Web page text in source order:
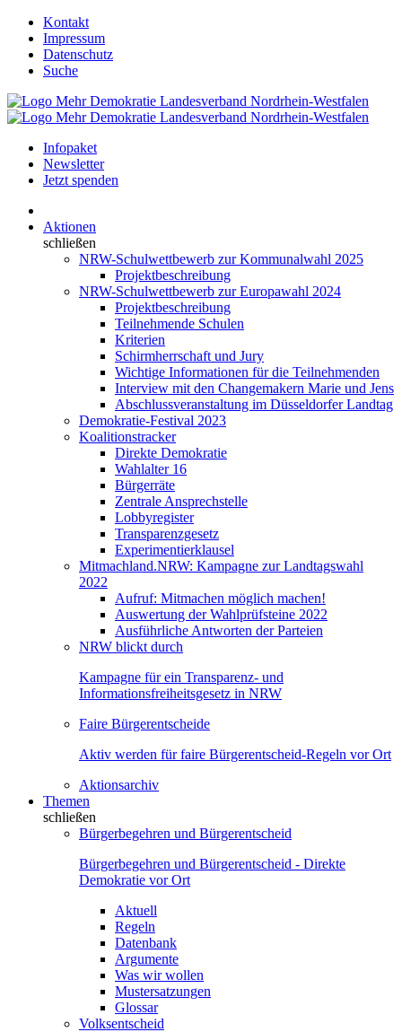
Kontakt
Impressum
Datenschutz
Suche
Infopaket
Newsletter
Jetzt spenden
Aktionen
schließen
NRW-Schulwettbewerb zur Kommunalwahl 2025
Projektbeschreibung
NRW-Schulwettbewerb zur Europawahl 2024
Projektbeschreibung
Teilnehmende Schulen
Kriterien
Schirmherrschaft und Jury
Wichtige Informationen für die Teilnehmenden
Interview mit den Changemakern Marie und Jens
Abschlussveranstaltung im Düsseldorfer Landtag
Demokratie-Festival 2023
Koalitionstracker
Direkte Demokratie
Wahlalter 16
Bürgerräte
Zentrale Ansprechstelle
Lobbyregister
Transparenzgesetz
Experimentierklausel
Mitmachland.NRW: Kampagne zur Landtagswahl
2022
Aufruf: Mitmachen möglich machen!
Auswertung der Wahlprüfsteine 2022
Ausführliche Antworten der Parteien
NRW blickt durch
Kampagne für ein Transparenz- und
Informationsfreiheitsgesetz in NRW
Faire Bürgerentscheide
Aktiv werden für faire Bürgerentscheid-Regeln vor Ort
Aktionsarchiv
Themen
schließen
Bürgerbegehren und Bürgerentscheid
Bürgerbegehren und Bürgerentscheid - Direkte
Demokratie vor Ort
Aktuell
Regeln
Datenbank
Argumente
Was wir wollen
Mustersatzungen
Glossar
Volksentscheid